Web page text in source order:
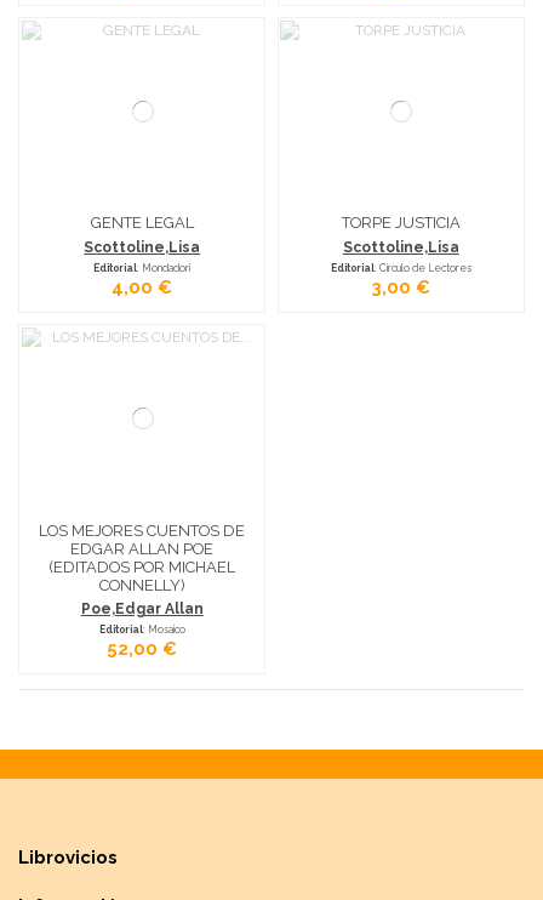
GENTE LEGAL
Scottoline,Lisa
Editorial: Mondadori
4,00 €
TORPE JUSTICIA
Scottoline,Lisa
Editorial: Círculo de Lectores
3,00 €
LOS MEJORES CUENTOS DE
EDGAR ALLAN POE
(EDITADOS POR MICHAEL
CONNELLY)
Poe,Edgar Allan
Editorial: Mosaico
52,00 €
Librovicios